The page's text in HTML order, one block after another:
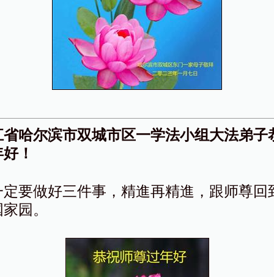
哈尔滨市双城市区一学法小组大法弟子
！
要做好三件事，精進再精進，跟师尊回
园。